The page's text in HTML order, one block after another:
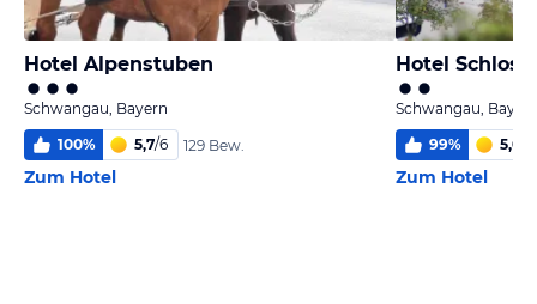
Hotel Alpenstuben
Schwangau, Bayern
100% 5,7/6 129 Bew.
Zum Hotel
Hotel
Schwangau,
99% 5,0
Zum Hotel